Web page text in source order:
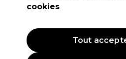
Trier par:
cookies
Tout